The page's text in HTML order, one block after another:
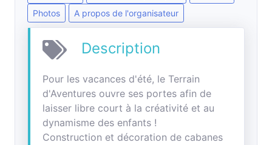
Photos
A propos de l'organisateur
Description
Pour les vacances d'été, le Terrain
d'Aventures ouvre ses portes afin de
laisser libre court à la créativité et au
dynamisme des enfants !
Construction et décoration de cabanes